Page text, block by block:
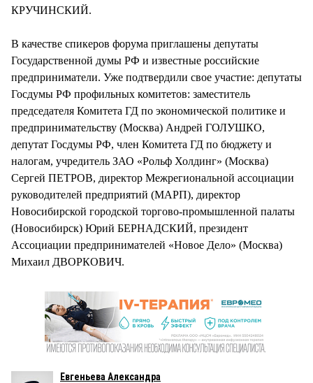
КРУЧИНСКИЙ.
В качестве спикеров форума приглашены депутаты
Государственной думы РФ и известные российские
предприниматели. Уже подтвердили свое участие: депутаты
Госдумы РФ профильных комитетов: заместитель
председателя Комитета ГД по экономической политике и
предпринимательству (Москва) Андрей ГОЛУШКО,
депутат Госдумы РФ, член Комитета ГД по бюджету и
налогам, учредитель ЗАО «Рольф Холдинг» (Москва)
Сергей ПЕТРОВ, директор Межрегиональной ассоциации
руководителей предприятий (МАРП), директор
Новосибирской городской торгово-промышленной палаты
(Новосибирск) Юрий БЕРНАДСКИЙ, президент
Ассоциации предпринимателей «Новое Дело» (Москва)
Михаил ДВОРКОВИЧ.
Евгеньева Александра